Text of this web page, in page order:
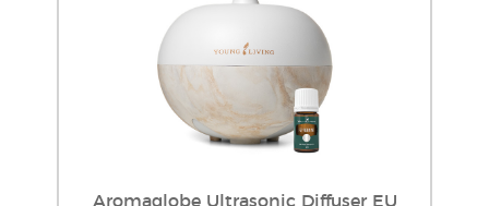
Aromaglobe Ultrasonic Diffuser EU